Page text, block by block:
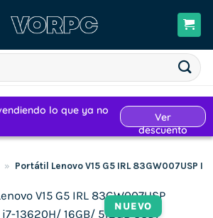
» Portátil Lenovo V15 G5 IRL 83GW007USP
NUEVO